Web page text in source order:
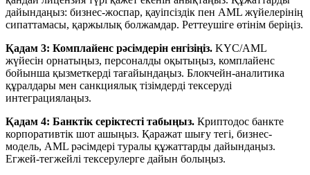
дайындаңыз: бизнес-жоспар, қауіпсіздік пен AML жүйелерінің
сипаттамасы, қаржылық болжамдар. Реттеушіге өтінім беріңіз.
Қадам 3: Комплайенс рәсімдерін енгізіңіз. KYC/AML
жүйесін орнатыңыз, персоналды оқытыңыз, комплайенс
бойынша қызметкерді тағайындаңыз. Блокчейн-аналитика
құралдары мен санкциялық тізімдерді тексеруді
интеграциялаңыз.
Қадам 4: Банктік серіктесті табыңыз. Криптодос банкте
корпоративтік шот ашыңыз. Қаражат шығу тегі, бизнес-
модель, AML рәсімдері туралы құжаттарды дайындаңыз.
Егжей-тегжейлі тексерулерге дайын болыңыз.